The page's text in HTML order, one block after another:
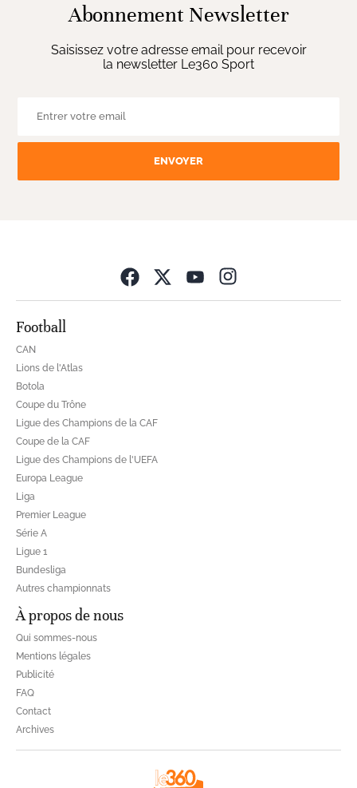
Abonnement Newsletter
Saisissez votre adresse email pour recevoir
la newsletter Le360 Sport
ENVOYER
Football
CAN
Lions de l'Atlas
Botola
Coupe du Trône
Ligue des Champions de la CAF
Coupe de la CAF
Ligue des Champions de l'UEFA
Europa League
Liga
Premier League
Série A
Ligue 1
Bundesliga
Autres championnats
À propos de nous
Qui sommes-nous
Mentions légales
Publicité
FAQ
Contact
Archives